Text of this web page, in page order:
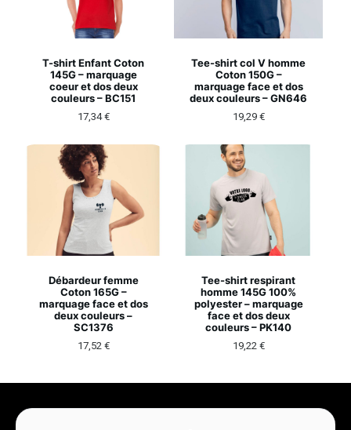
T-shirt Enfant Coton
145G – marquage
coeur et dos deux
couleurs – BC151
17,34€
Tee-shirt col V homme
Coton 150G –
marquage face et dos
deux couleurs – GN646
19,29 €
Débardeur femme
Coton 165G –
marquage face et dos
deux couleurs –
SC1376
17,52 €
Tee-shirt respirant
homme 145G 100%
polyester – marquage
face et dos deux
couleurs – PK140
19,22 €